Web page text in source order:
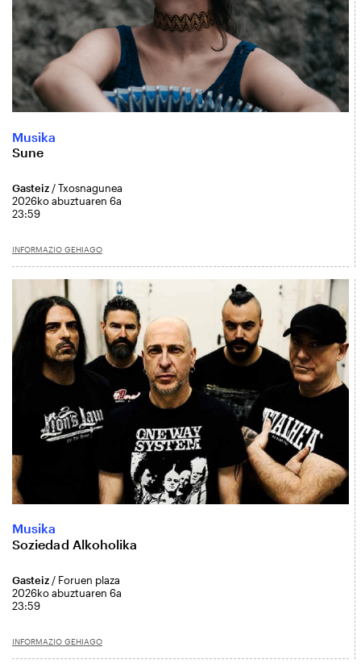
Musika
Sune
Gasteiz/ Txosnagunea
2026ko abuztuaren 6a
23:59
INFORMAZIO GEHIAGO
Musika
Soziedad Alkoholika
Gasteiz / Foruen plaza
2026ko abuztuaren 6a
23:59
INFORMAZIO GEHIAGO